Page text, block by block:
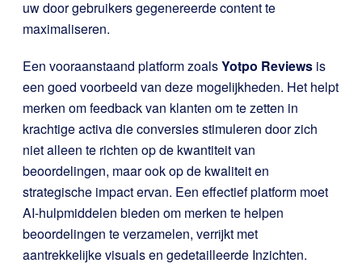
uw door gebruikers gegenereerde content te
maximaliseren.
Een vooraanstaand platform zoalsYotpo Reviews is
een goed voorbeeld van deze mogelijkheden. Het helpt
merken om feedback van klanten om te zetten in
krachtige activa die conversies stimuleren door zich
niet alleen te richten op de kwantiteit van
beoordelingen, maar ook op de kwaliteit en
strategische impact ervan. Een effectief platform moet
AI-hulpmiddelen bieden om merken te helpen
beoordelingen te verzamelen, verrijkt met
aantrekkelijke visuals en gedetailleerde Inzichten.